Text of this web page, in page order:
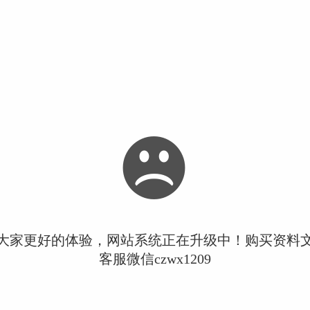
家更好的体验，网站系统正在升级中！购买资料
客服微信czwx1209